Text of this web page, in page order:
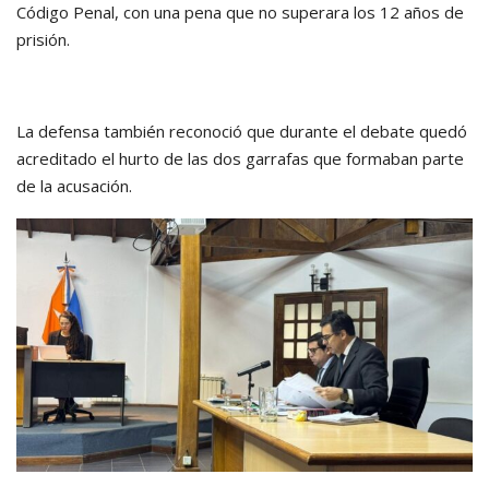
Código Penal, con una pena que no superara los 12 años de
prisión.
La defensa también reconoció que durante el debate quedó
acreditado el hurto de las dos garrafas que formaban parte
de la acusación.